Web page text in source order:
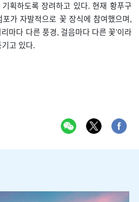
획하도록 장려하고 있다. 현재 황푸구
가 자발적으로 꽃 장식에 참여했으며,
마다 다른 풍경, 걸음마다 다른 꽃'이라
고 있다.